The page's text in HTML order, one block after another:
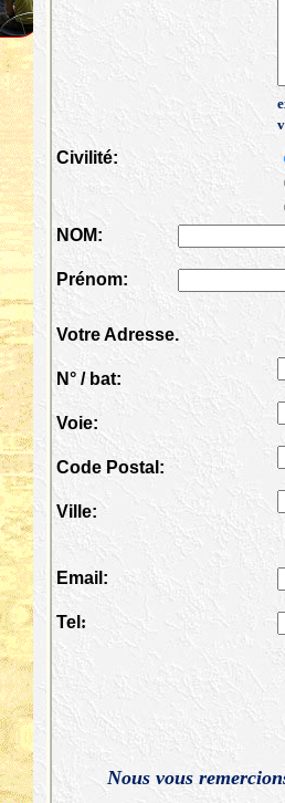
Civilité:
NOM:
Prénom:
Votre Adresse.
N° / bat:
Voie:
Code Postal:
Ville:
Email:
Tel :
Nous vous